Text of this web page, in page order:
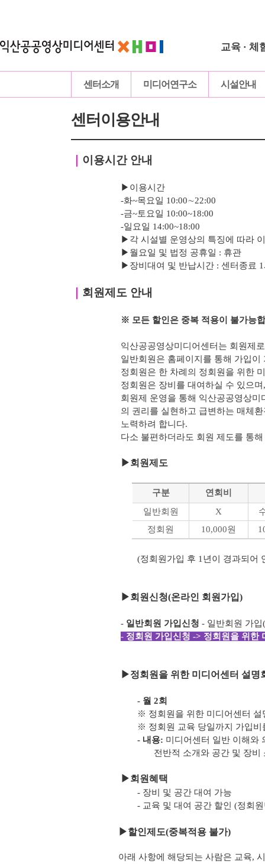
교육 · 체
센터소개 미디어연구소 시설안내
센터이용안내
이용시간 안내
▶이용시간
-화~목요일 10:00∼22:00
-금~토요일 10:00~18:00
-일요일 14:00~18:00
▶ 각 시설별 운영상의 특징에 따라
▶ 월요일 및 법정 공휴일 : 휴관
▶ 장비대여 및 반납시간 : 센터종료
회원제도 안내
※ 모든 할인은 중복 적용이 불가능
익산공공영상미디어센터는 회원제
일반회원은 홈페이지를 통해 가입
정회원은 한 차례의 정회원을 위한
정회원은 장비를 대여하실 수 있으
회원제 운영을 통해 익산공공영상
의 권리를 실현하고 급변하는 매체
노력하려 합니다.
다소 불편하더라도 회원 제도를 통
▶회원제도
구분
연회비
일반회원
X
정회원
10,000원
(정회원가입 후 1년이 경과되어
▶회원신청(온라인 회원가입)
- 일반회원 가입신청 - 일반회원 가입
- 정회원 가입신청 -> 정회원을 위한
▶정회원을 위한 미디어센터 설명
- 월 2회
※ 정회원을 위한 미디어센터 설
※ 정회원 교육 당일까지 가입비
- 내용: 미디어센터 일반 이해와
전반적 소개와 공간 및 장
▶회원혜택
- 장비 및 공간 대여 가능
- 교육 및 대여 공간 할인 (정회
▶할인제도(중복적용 불가)
아래 사항에 해당되는 사람은 교육,